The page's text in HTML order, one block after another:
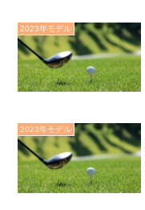
2023年モデル
2023年モデル